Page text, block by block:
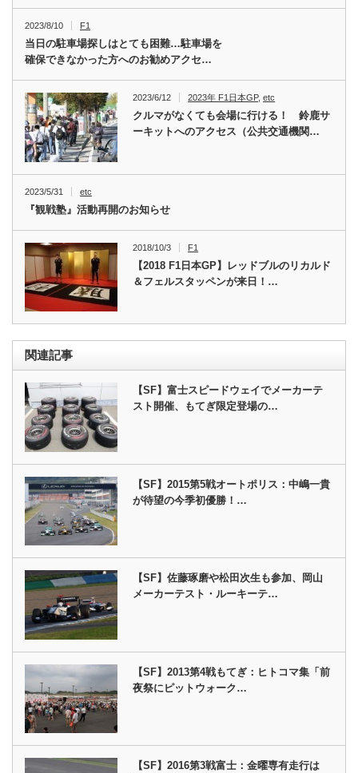
2023/8/10 F1
当日の駐車場探しはとても困難…駐車場を
確保できなかった方へのお勧めアクセ…
2023/6/12 2023年 F1日本GP,etc
クルマがなくても会場に行ける！ 鈴鹿サ
ーキットへのアクセス（公共交通機関…
2023/5/31 etc
『観戦塾』活動再開のお知らせ
2018/10/3 F1
【2018 F1日本GP】レッドブルのリカルド
＆フェルスタッペンが来日！…
関連記事
【SF】富士スピードウェイでメーカーテ
スト開催、もてぎ限定登場の…
【SF】2015第5戦オートポリス：中嶋一貴
が待望の今季初優勝！…
【SF】佐藤琢磨や松田次生も参加、岡山
メーカーテスト・ルーキーテ…
【SF】2013第4戦もてぎ：ヒトコマ集「前
夜祭にピットウォーク…
【SF】2016第3戦富士：金曜専有走行は